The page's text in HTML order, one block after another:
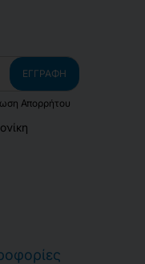
ΕΓΓΡΑΦΉ
Απορρήτου